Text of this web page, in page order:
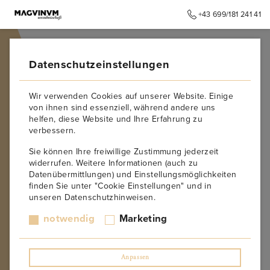
+43 699/181 241 41
Datenschutzeinstellungen
Wir verwenden Cookies auf unserer Website. Einige
von ihnen sind essenziell, während andere uns
helfen, diese Website und Ihre Erfahrung zu
verbessern.
Sie können Ihre freiwillige Zustimmung jederzeit
widerrufen. Weitere Informationen (auch zu
Datenübermittlungen) und Einstellungsmöglichkeiten
finden Sie unter "Cookie Einstellungen" und in
unseren Datenschutzhinweisen.
notwendig Marketing
Anpassen